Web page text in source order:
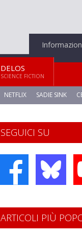
DELOS
SCIENCE FICTION
NETFLIX SADIE SINK
SEGUICI SU
ARTICOLI PIÙ